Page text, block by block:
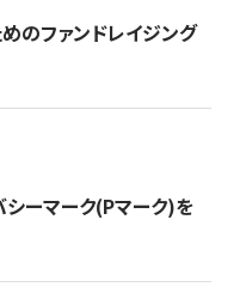
めのファンドレイジング
ーマーク(Pマーク)を